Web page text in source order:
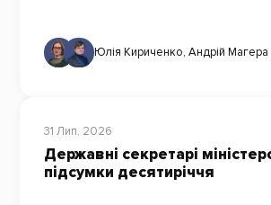
Юлія Кириченко, Андрій Магера
31 Лип, 2026
Державні секретарі
підсумки десятиріччя